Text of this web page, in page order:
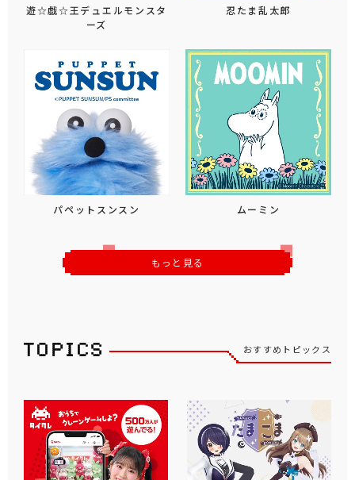
遊☆戯☆王デュエルモンスタ
ーズ
忍たま乱太郎
パペットスンスン ムーミン
もっと見る
おすすめトピックス